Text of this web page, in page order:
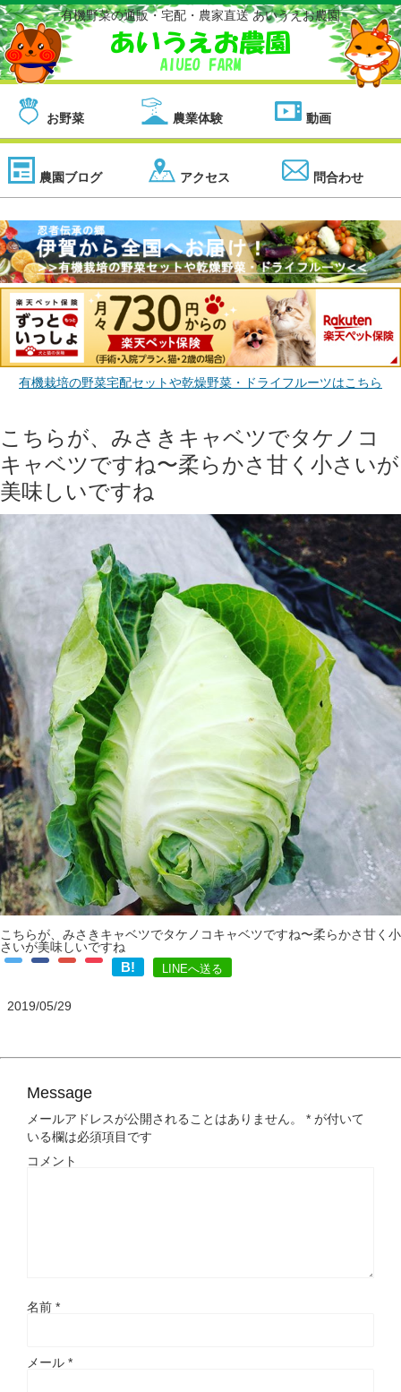
有機野菜の通販・宅配・農家直送 あいうえお農園
お野菜 農業体験 動画
農園ブログ アクセス 問合わせ
有機栽培の野菜宅配セットや乾燥野菜・ドライフルーツはこちら
こちらが、みさきキャベツでタケノコ
キャベツですね〜柔らかさ甘く小さいが
美味しいですね
こちらが、みさきキャベツでタケノコキャベツですね〜柔らかさ甘く小
さいが美味しいですね
B! LINEへ送る
2019/05/29
Message
メールアドレスが公開されることはありません。 * が付いて
いる欄は必須項目です
コメント
名前 *
メール *